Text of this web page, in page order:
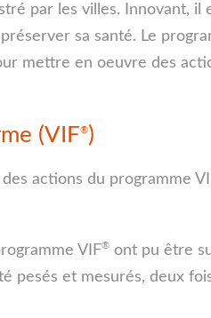
par les villes. Innovant, il
sa santé. Le
mettre en oeuvre des
(VIF®)
actions du programme
VIF® ont pu être
pesés et mesurés, deux